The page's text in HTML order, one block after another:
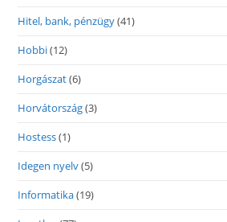
Hitel, bank, pénzügy(41)
Hobbi(12)
Horgászat(6)
Horvátország(3)
Hostess(1)
Idegen nyelv(5)
Informatika(19)